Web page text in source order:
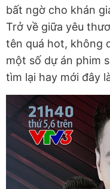
bất ngờ cho khán
Trở về giữa yêu
tên quá hot, không
một số dự án phim
tìm lại hay mới đây